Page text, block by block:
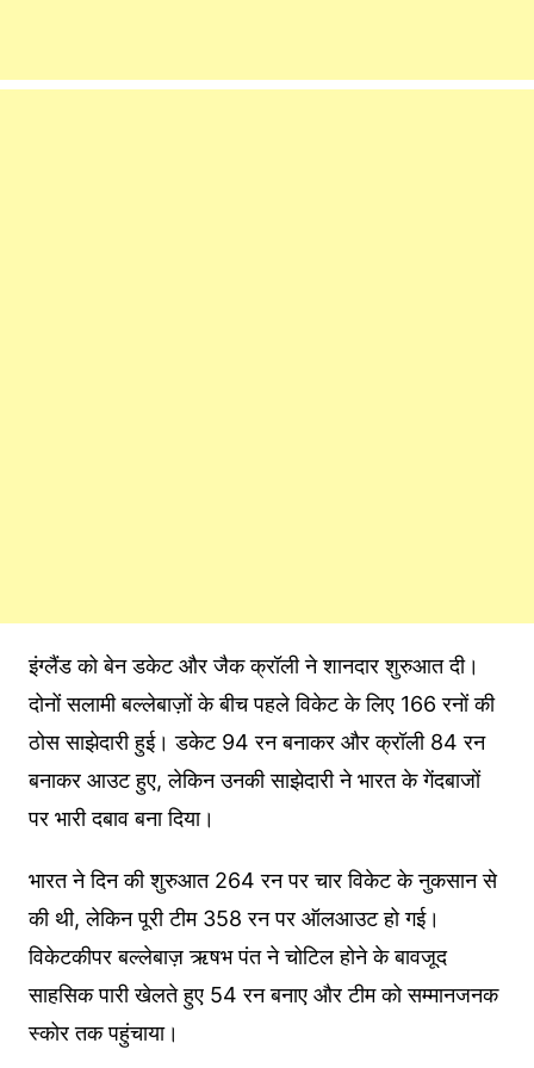
इंग्लैंड को बेन डकेट और जैक क्रॉली ने शानदार शुरुआत दी।
दोनों सलामी बल्लेबाज़ों के बीच पहले विकेट के लिए 166 रनों की
ठोस साझेदारी हुई। डकेट 94 रन बनाकर और क्रॉली 84 रन
बनाकर आउट हुए, लेकिन उनकी साझेदारी ने भारत के गेंदबाजों
पर भारी दबाव बना दिया।
भारत ने दिन की शुरुआत 264 रन पर चार विकेट के नुकसान से
की थी, लेकिन पूरी टीम 358 रन पर ऑलआउट हो गई।
विकेटकीपर बल्लेबाज़ ऋषभ पंत ने चोटिल होने के बावजूद
साहसिक पारी खेलते हुए 54 रन बनाए और टीम को सम्मानजनक
स्कोर तक पहुंचाया।